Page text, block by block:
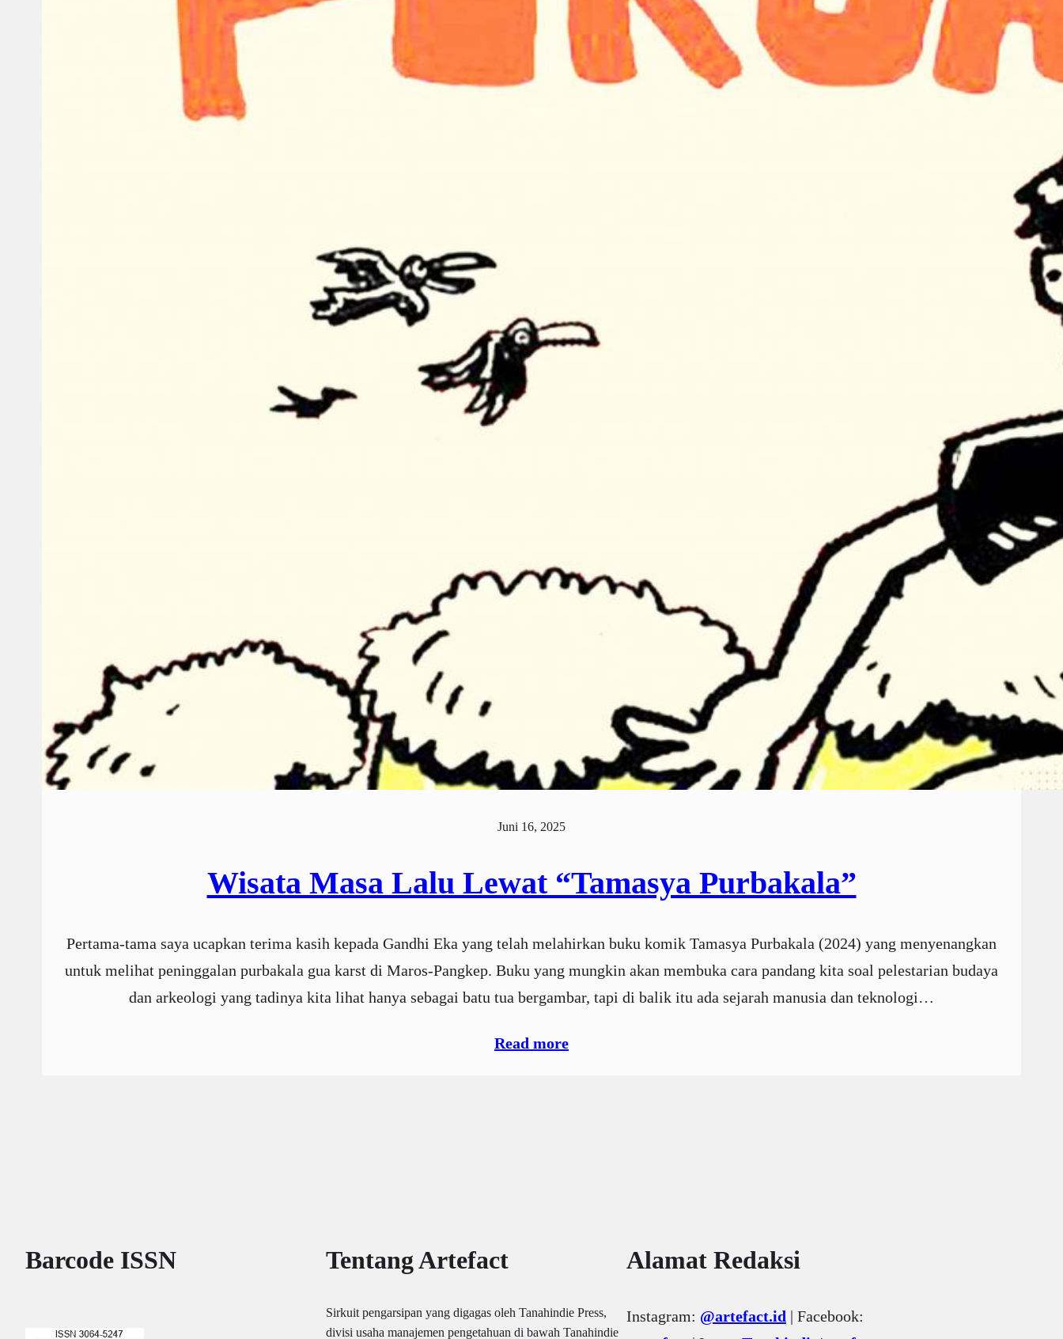
Juni 16, 2025
Wisata Masa Lalu Lewat “Tamasya Purbakala”
Pertama-tama saya ucapkan terima kasih kepada Gandhi Eka yang telah melahirkan buku komik Tamasya Purbakala (2024) yang menyenangkan
untuk melihat peninggalan purbakala gua karst di Maros-Pangkep. Buku yang mungkin akan membuka cara pandang kita soal pelestarian budaya
dan arkeologi yang tadinya kita lihat hanya sebagai batu tua bergambar, tapi di balik itu ada sejarah manusia dan teknologi…
Read more
Barcode ISSN Tentang Artefact
Sirkuit pengarsipan yang digagas oleh Tanahindie Press,
divisi usaha manajemen pengetahuan di bawah Tanahindie
Alamat Redaksi
Instagram: @artefact.id | Facebook: